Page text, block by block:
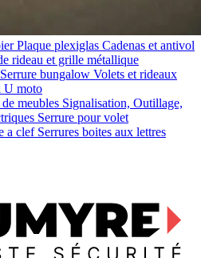
Plaque plexiglas Cadenas et antivol
rideau et grille métallique
Serrure bungalow Volets et rideaux
U moto
meubles Signalisation, Outillage,
Serrure pour volet
a clef Serrures boites aux lettres